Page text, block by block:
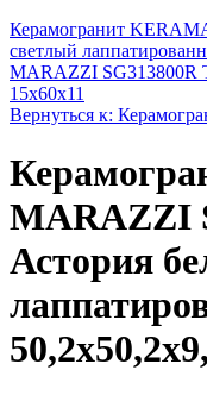
Керамогранит
светлый
MARAZZI SG313800R
15х60х11
Вернуться к:
MARAZZI
Астория